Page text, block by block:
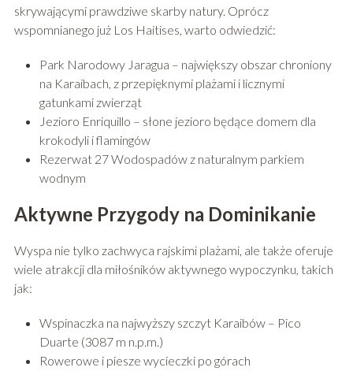
skrywającymi prawdziwe skarby natury. Oprócz
wspomnianego już Los Haitises, warto odwiedzić:
Park Narodowy Jaragua – największy obszar chroniony
na Karaibach, z przepięknymi plażami i licznymi
gatunkami zwierząt
Jezioro Enriquillo – słone jezioro będące domem dla
krokodyli i flamingów
Rezerwat 27 Wodospadów z naturalnym parkiem
wodnym
Aktywne Przygody na Dominikanie
Wyspa nie tylko zachwyca rajskimi plażami, ale także oferuje
wiele atrakcji dla miłośników aktywnego wypoczynku, takich
jak:
Wspinaczka na najwyższy szczyt Karaibów – Pico
Duarte (3087 m n.p.m.)
Rowerowe i piesze wycieczki po górach